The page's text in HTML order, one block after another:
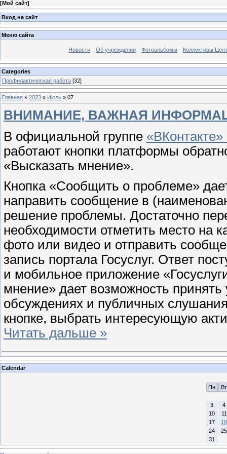
[Мой сайт]
Вход на сайт
Меню сайта
Новости Об учреждении Фотоальбомы Коллективы
Categories
Профилактическая работа [32]
Главная » 2023 » Июль » 07
ВНИМАНИЕ, ВАЖНАЯ
В официальной группе
работают кнопки платформы
«Высказать мнение».
Кнопка «Сообщить о проблеме»
направить сообщение в
решение проблемы. Достаточно
необходимости отметить место на
фото или видео и отправить
запись портала Госуслуг. Ответ
и мобильное приложение
мнение» дает возможность
обсуждениях и публичных
кнопке, выбрать интересующую
Читать дальше »
Calendar
Пн Вт
3
4
10
11
17
18
24
25
31